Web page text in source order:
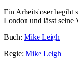
Ein Arbeitsloser begibt
London und lässt seine
Buch: Mike Leigh
Regie: Mike Leigh